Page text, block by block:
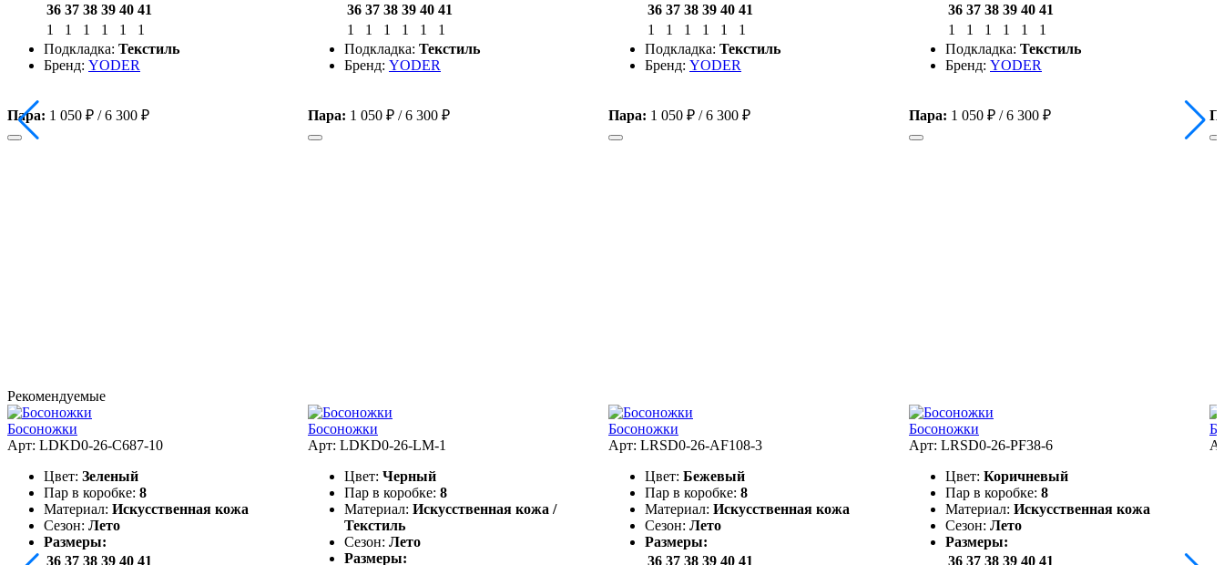
36 37 38 39 40 41
1
1 1 1 1
1
Подкладка: Текстиль
Бренд: YODER
Пара: 1 050 ₽ /6 300 ₽
36 37 38 39 40 41
1
1 1 1 1
1
Подкладка: Текстиль
Бренд: YODER
Пара: 1 050 ₽ /6 300 ₽
36 37 38 39 40 41
1
1 1 1 1
1
Подкладка: Текстиль
Бренд: YODER
Пара: 1 050 ₽ /6 300 ₽
36 37 38 39 40 41
1
1 1 1 1
1
Подкладка: Текстиль
Бренд: YODER
Пара: 1 050 ₽ /6 300 ₽
Рекомендуемые
Босоножки
Арт: LDKD0-26-C687-10
Цвет: Зеленый
Пар в коробке: 8
Материал: Искусственная кожа
Сезон: Лето
Размеры:
36 37 38 39 40 41
Босоножки
Арт: LDKD0-26-LM-1
Цвет: Черный
Пар в коробке: 8
Материал: Искусственная кожа /
Текстиль
Сезон: Лето
Размеры:
Босоножки
Арт: LRSD0-26-AF108-3
Цвет: Бежевый
Пар в коробке: 8
Материал: Искусственная кожа
Сезон: Лето
Размеры:
36 37 38 39 40 41
Босоножки
Арт: LRSD0-26-PF38-6
Цвет: Коричневый
Пар в коробке: 8
Материал: Искусственная кожа
Сезон: Лето
Размеры:
36 37 38 39 40 41